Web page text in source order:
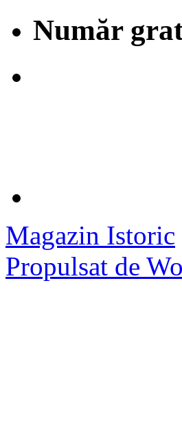
Număr
Magazin Istoric
Propulsat de